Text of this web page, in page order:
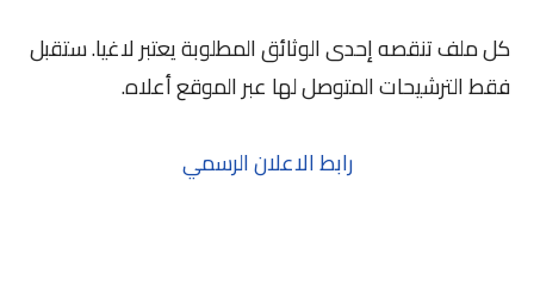
كل ملف تنقصه إحدى الوثائق المطلوبة يعتبر لاغيا. ستقبل
فقط الترشيحات المتوصل لها عبر الموقع أعلاه.
رابط الاعلان الرسمي